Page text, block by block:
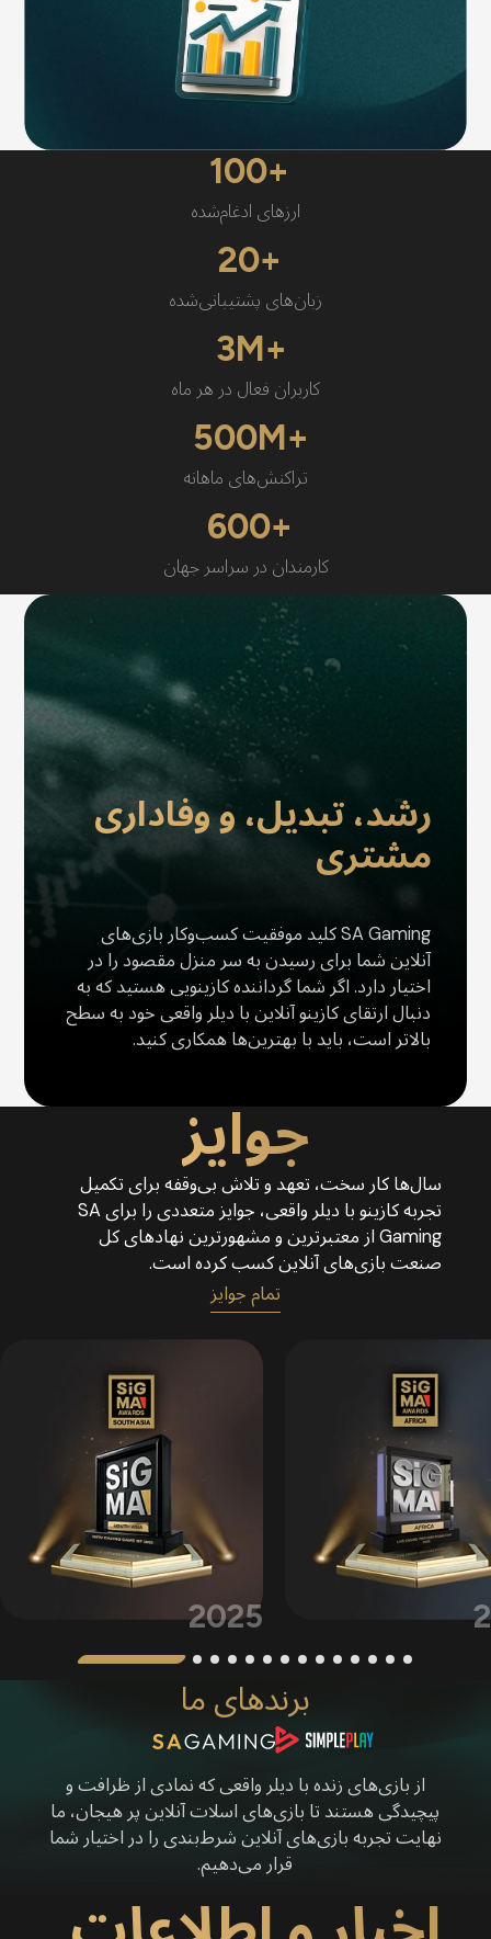
100
ارزهای ادغام‌شده
20
زبان‌های پشتیبانی‌شده
3
کاربران فعال در هر ماه
500
تراکنش‌های ماهانه
600
کارمندان در سراسر جهان
رشد، تبدیل، و وفاداری
مشتری
SA Gaming کلید موفقیت کسب‌وکار بازی‌های
آنلاین شما برای رسیدن به سر منزل مقصود را در
اختیار دارد. اگر شما گرداننده کازینویی هستید که به
دنبال ارتقای کازینو آنلاین با دیلر واقعی خود به سطح
بالاتر است، باید با بهترین‌ها همکاری کنید.
2025
جوایز
سال‌ها کار سخت، تعهد و تلاش بی‌وقفه برای تکمیل
تجربه کازینو با دیلر واقعی، جوایز متعددی را برای SA
Gaming از معتبرترین و مشهورترین نهادهای کل
صنعت بازی‌های آنلاین کسب کرده است.
تمام جوایز
برندهای ما
از بازی‌های زنده با دیلر واقعی که نمادی از ظرافت و
پیچیدگی هستند تا بازی‌های اسلات آنلاین پر هیجان، ما
نهایت تجربه بازی‌های آنلاین شرط‌بندی را در اختیار شما
قرار می‌دهیم.